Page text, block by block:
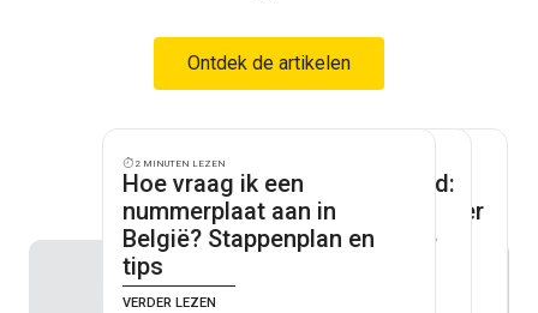
Ontdek de artikelen
2 minuten lezen
Hoe vraag ik een
nummerplaat aan in
België? Stappenplan en
tips
verder lezen
2 minuten lezen
Huurdersaansprakelijkheid:
waarom is het verplicht in
Brussel en waarom heb je
het nodig?
verder lezen
1 minuut lezen
Yuzzu bevestigt weer top
3-positie als digitale leider
in de Belgische
verder lezen